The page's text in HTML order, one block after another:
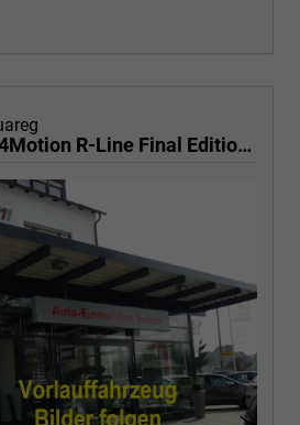
drucken
3.0 TDI 210 kW 4Motion R-Line Final Edition V6 Black Edition, HuD, Luft, Standheizung, Pano, Dynaudio, Leder, AHK, Navi, Side, Winter, 5 J.-Garantie